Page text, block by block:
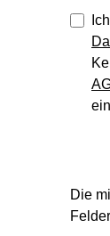
Die